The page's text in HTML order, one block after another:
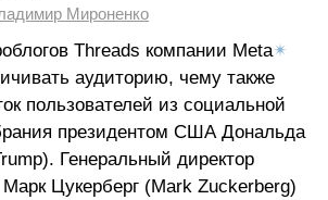
Мироненко
Threads компании Meta✴
аудиторию, чему также
пользователей из социальной
президентом США Дональда
Генеральный директор
Марк Цукерберг (Mark Zuckerberg)